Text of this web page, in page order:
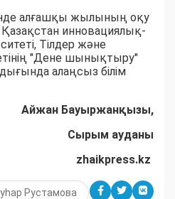
алғашқы жылының оқу
инновациялық-
Тілдер және
"Дене шынықтыру"
алаңсыз білім
Айжан Бауыржанқызы,
Сырым ауданы
zhaikpress.kz
Рустамова